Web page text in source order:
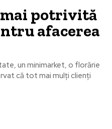
mai potrivită
afacerea
un minimarket, o florărie
că tot mai mulți clienți